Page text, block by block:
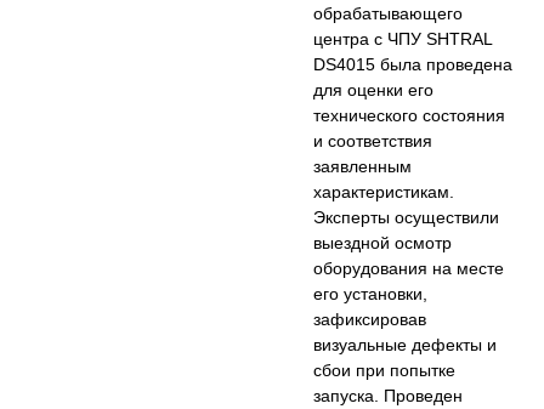
обрабатывающего
центра с ЧПУ SHTRAL
DS4015 была проведена
для оценки его
технического состояния
и соответствия
заявленным
характеристикам.
Эксперты осуществили
выездной осмотр
оборудования на месте
его установки,
зафиксировав
визуальные дефекты и
сбои при попытке
запуска. Проведен